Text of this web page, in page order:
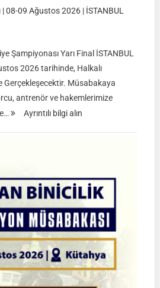
08-09 Ağustos 2026 | İSTANBUL
Şampiyonası Yarı Final İSTANBUL
2026 tarihinde, Halkalı
Gerçekleşecektir. Müsabakaya
antrenör ve hakemlerimize
Ayrıntılı bilgi alın:
Türkiye
Şampiyonası
Yarı
Final
Müsabakaları
|